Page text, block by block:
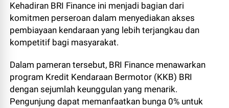
Kehadiran BRI Finance ini menjadi bagian dari
komitmen perseroan dalam menyediakan akses
pembiayaan kendaraan yang lebih terjangkau dan
kompetitif bagi masyarakat.
Dalam pameran tersebut, BRI Finance menawarkan
program Kredit Kendaraan Bermotor (KKB) BRI
dengan sejumlah keunggulan yang menarik.
Pengunjung dapat memanfaatkan bunga 0% untuk